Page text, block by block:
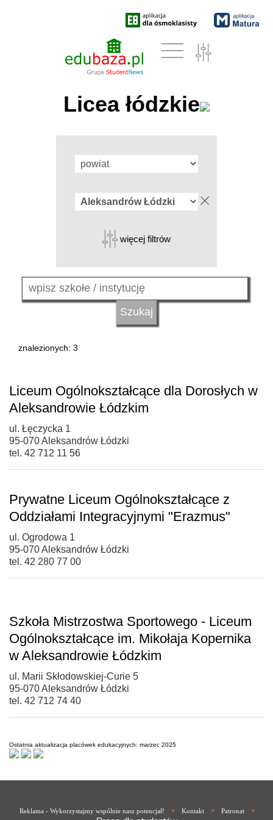
Licea łódzkie
więcej filtrów
znalezionych: 3
Liceum Ogólnokształcące dla Dorosłych w
Aleksandrowie Łódzkim
ul. Łęczycka 1
95-070 Aleksandrów Łódzki
tel. 42 712 11 56
Prywatne Liceum Ogólnokształcące z
Oddziałami Integracyjnymi "Erazmus"
ul. Ogrodowa 1
95-070 Aleksandrów Łódzki
tel. 42 280 77 00
Szkoła Mistrzostwa Sportowego - Liceum
Ogólnokształcące im. Mikołaja Kopernika
w Aleksandrowie Łódzkim
ul. Marii Skłodowskiej-Curie 5
95-070 Aleksandrów Łódzki
tel. 42 712 74 40
Ostatnia aktualizacja placówek edukacyjnych: marzec 2025
Reklama - Wykorzystajmy wspólnie nasz potencjał! • Kontakt • Patronat •